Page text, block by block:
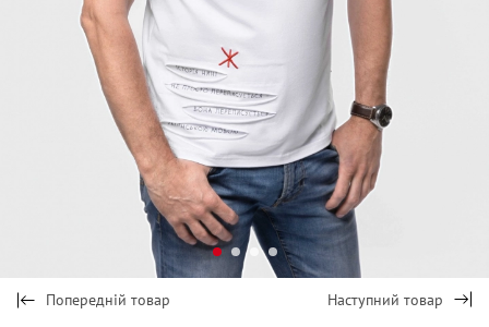
Попередній товар Наступний товар